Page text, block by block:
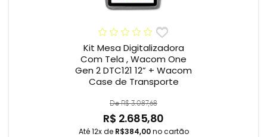
Kit Mesa Digitalizadora
Com Tela , Wacom One
Gen 2 DTC121 12” + Wacom
Case de Transporte
De R$ 3.087,68
R$ 2.685,80
Até 12x de R$384,00no cartão